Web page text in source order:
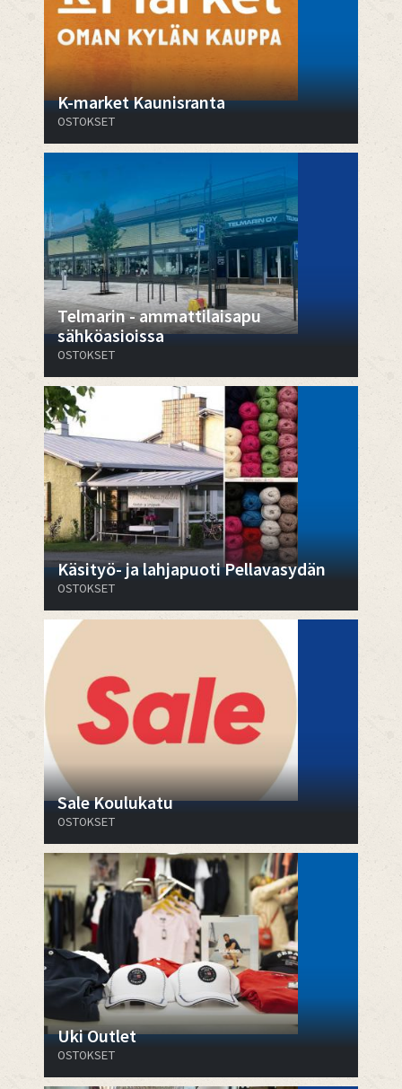
K-market Kaunisranta
OSTOKSET
Telmarin - ammattilaisapu
sähköasioissa
OSTOKSET
Käsityö- ja lahjapuoti Pellavasydän
OSTOKSET
Sale Koulukatu
OSTOKSET
Uki Outlet
OSTOKSET